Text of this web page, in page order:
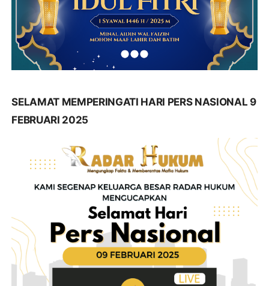
SELAMAT MEMPERINGATI HARI PERS NASIONAL 9
FEBRUARI 2025